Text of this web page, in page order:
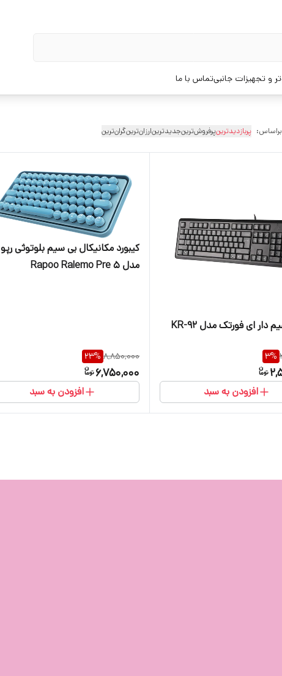
و تجهیزات جانبیتماس با ما
پربازدیدترینپرفروش‌ترینجدیدترینارزان‌ترینگران‌ترین
کیبورد سیم دار ای فورتک مدل KR-92
3%
افزودن به سبد
کیبورد مکانیکال بی سیم بلوتوثی رپو
مدل Rapoo Ralemo Pre 5
8,850,000
23%
6,750,000
افزودن به سبد